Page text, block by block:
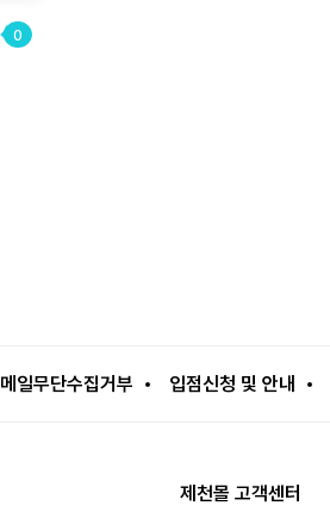
0
일무단수집거부 입점신청 및 안내
제천몰 고객센터